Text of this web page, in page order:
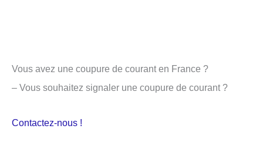
Vous avez une coupure de courant en France ?
– Vous souhaitez signaler une coupure de courant ?
Contactez-nous !